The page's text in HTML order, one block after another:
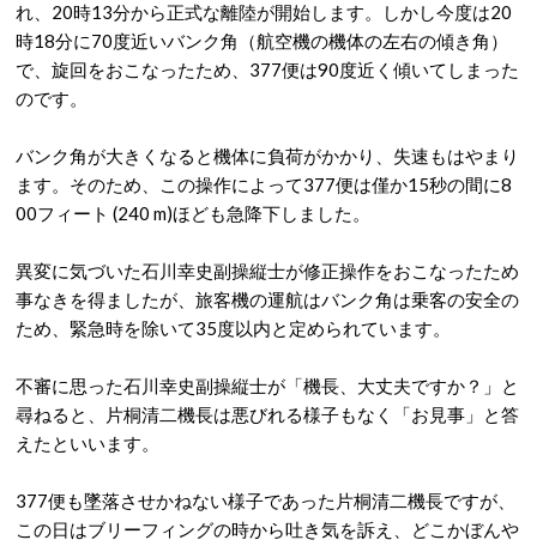
れ、20時13分から正式な離陸が開始します。しかし今度は20
時18分に70度近いバンク角（航空機の機体の左右の傾き角）
で、旋回をおこなったため、377便は90度近く傾いてしまった
のです。
バンク角が大きくなると機体に負荷がかかり、失速もはやまり
ます。そのため、この操作によって377便は僅か15秒の間に8
00フィート (240 m)ほども急降下しました。
異変に気づいた石川幸史副操縦士が修正操作をおこなったため
事なきを得ましたが、旅客機の運航はバンク角は乗客の安全の
ため、緊急時を除いて35度以内と定められています。
不審に思った石川幸史副操縦士が「機長、大丈夫ですか？」と
尋ねると、片桐清二機長は悪びれる様子もなく「お見事」と答
えたといいます。
377便も墜落させかねない様子であった片桐清二機長ですが、
この日はブリーフィングの時から吐き気を訴え、どこかぼんや